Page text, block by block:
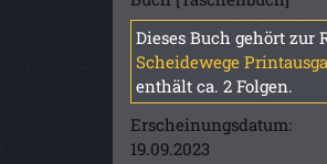
Dieses Buch gehört zur
Scheidewege
enthält ca. 2 Folgen.
Erscheinungsdatum:
19.09.2023